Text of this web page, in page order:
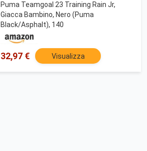
Puma Teamgoal 23 Training Rain Jr,
Giacca Bambino, Nero (Puma
Black/Asphalt), 140
32,97 € Visualizza